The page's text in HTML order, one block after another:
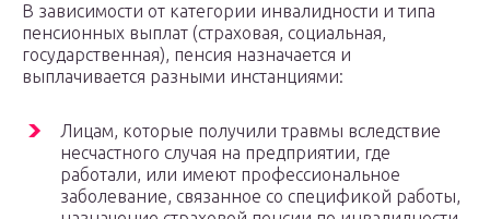
В зависимости от категории инвалидности и типа
пенсионных выплат (страховая, социальная,
государственная), пенсия назначается и
выплачивается разными инстанциями:
Лицам, которые получили травмы вследствие
несчастного случая на предприятии, где
работали, или имеют профессиональное
заболевание, связанное со спецификой работы,